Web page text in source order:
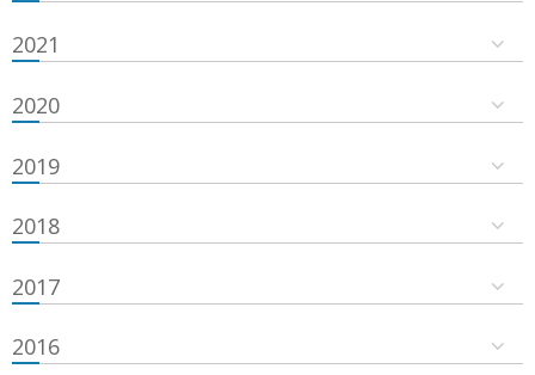
2021
2020
2019
2018
2017
2016